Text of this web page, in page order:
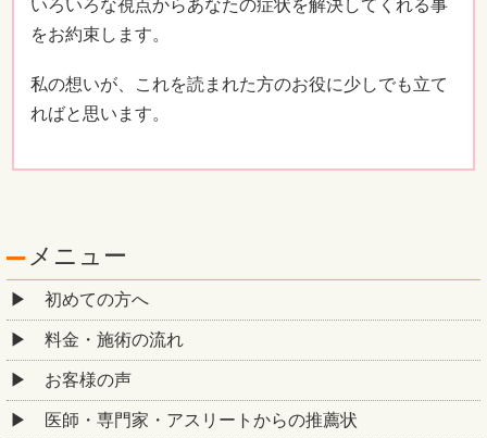
いろいろな視点からあなたの症状を解決してくれる事
をお約束します。
私の想いが、これを読まれた方のお役に少しでも立て
ればと思います。
メニュー
初めての方へ
料金・施術の流れ
お客様の声
医師・専門家・アスリートからの推薦状